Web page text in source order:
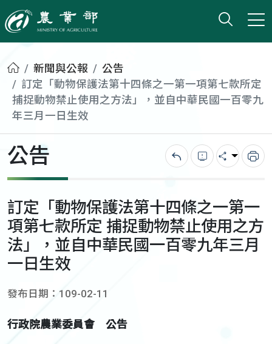
農業部
打開
小版
首頁新聞與公報
公告
訂定「動物保護法第十四條之一第一項第七款所定
捕捉動物禁止使用之方法」，並自中華民國一百零九
年三月一日生效
公告 回上一頁錯誤回報
分享 列
訂定「動物保護法第十四條之一第一
項第七款所定 捕捉動物禁止使用之方
法」，並自中華民國一百零九年三月
一日生效
發布日期：109-02-11
行政院農業委員會 公告